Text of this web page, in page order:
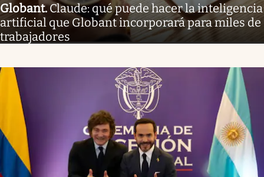
Globant.Claude: qué puede hacer la inteligencia
artificial que Globant incorporará para miles de
trabajadores